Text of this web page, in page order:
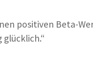
positiven Beta-
glücklich.“